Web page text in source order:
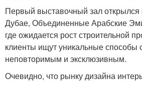
Первый выставочный зал открылся
Дубае, Объединенные Арабские
где ожидается рост строительной
клиенты ищут уникальные способы
неповторимым и эксклюзивным.
Очевидно, что рынку дизайна